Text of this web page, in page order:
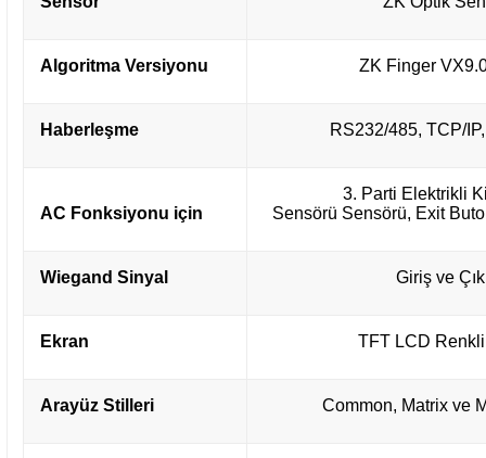
Algoritma Versiyonu ZK Finger
Haberleşme RS232/485, TCP/
AC Fonksiyonu için
3. Parti Elektrikli
Sensörü Sensörü, Exit
Wiegand Sinyal Giriş ve
Ekran TFT LCD
Arayüz Stilleri Common, Matrix ve